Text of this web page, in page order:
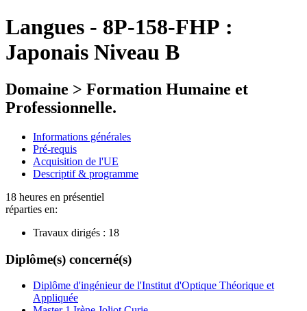
Langues - 8P-158-FHP :
Japonais Niveau B
Domaine > Formation Humaine et
Professionnelle.
Informations générales
Pré-requis
Acquisition de l'UE
Descriptif & programme
18 heures en présentiel
réparties en:
Travaux dirigés : 18
Diplôme(s) concerné(s)
Diplôme d'ingénieur de l'Institut d'Optique Théorique et
Appliquée